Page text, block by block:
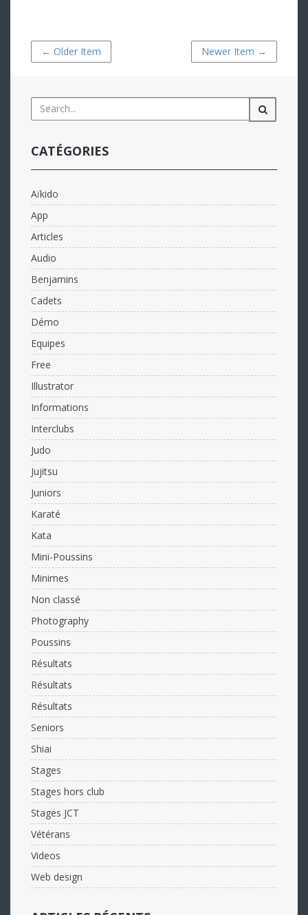
← Older Item Newer Item →
CATÉGORIES
Aïkido
App
Articles
Audio
Benjamins
Cadets
Démo
Equipes
Free
Illustrator
Informations
Interclubs
Judo
Jujitsu
Juniors
Karaté
Kata
Mini-Poussins
Minimes
Non classé
Photography
Poussins
Résultats
Résultats
Résultats
Seniors
Shiai
Stages
Stages hors club
Stages JCT
Vétérans
Videos
Web design